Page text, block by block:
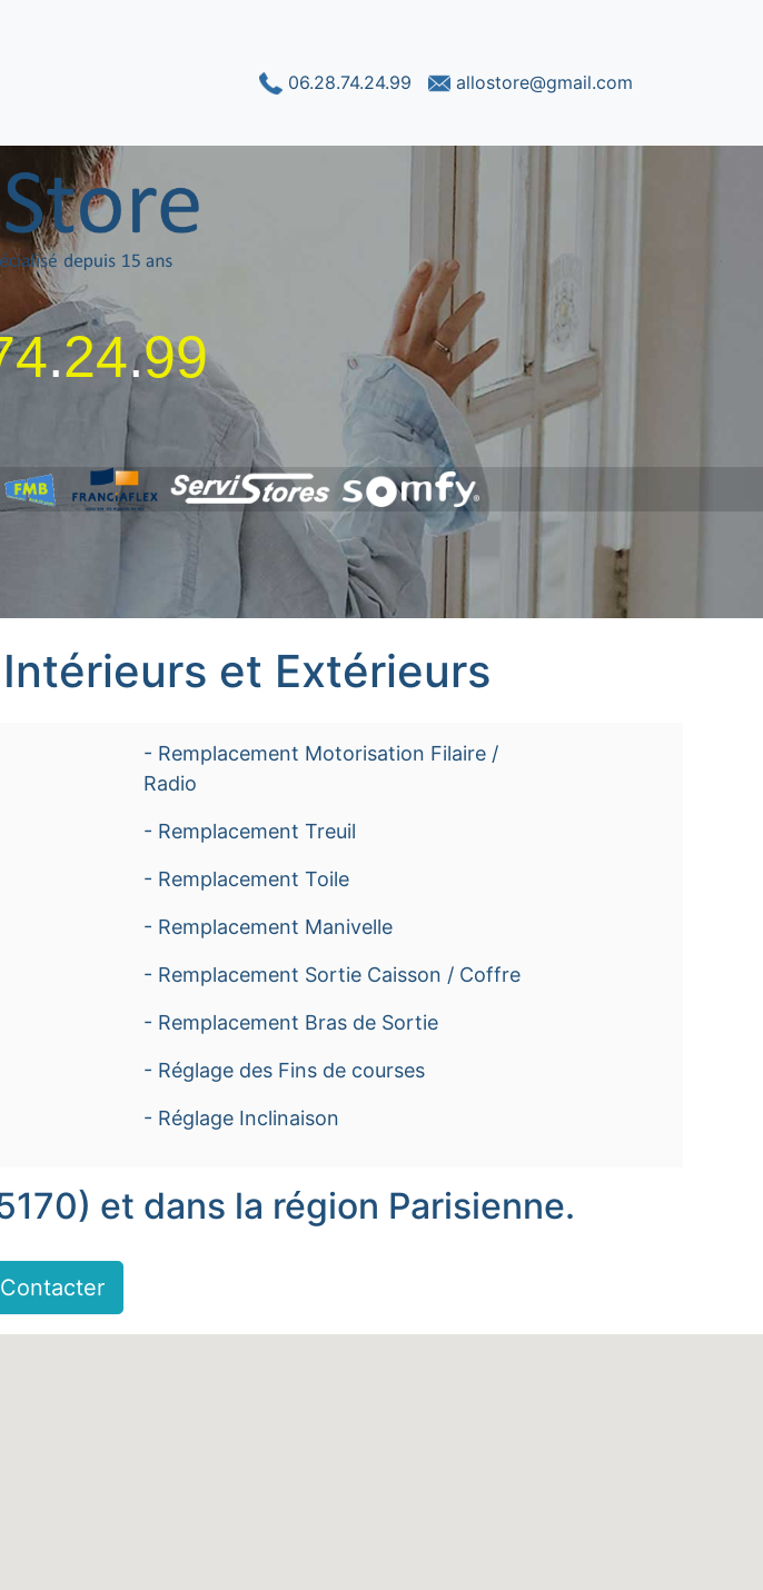
06.28.74.24.99 allostore@gmail.com
.24.99
et Extérieurs
- Remplacement Motorisation Filaire /
Radio
- Remplacement Treuil
- Remplacement Toile
- Remplacement Manivelle
- Remplacement Sortie Caisson / Coffre
- Remplacement Bras de Sortie
- Réglage des Fins de courses
- Réglage Inclinaison
et dans la région Parisienne.